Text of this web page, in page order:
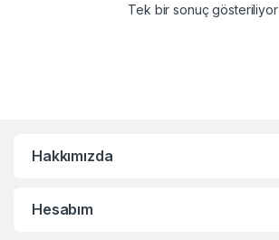
Tek bir sonuç gösteriliyor
Hakkımızda
Hesabım